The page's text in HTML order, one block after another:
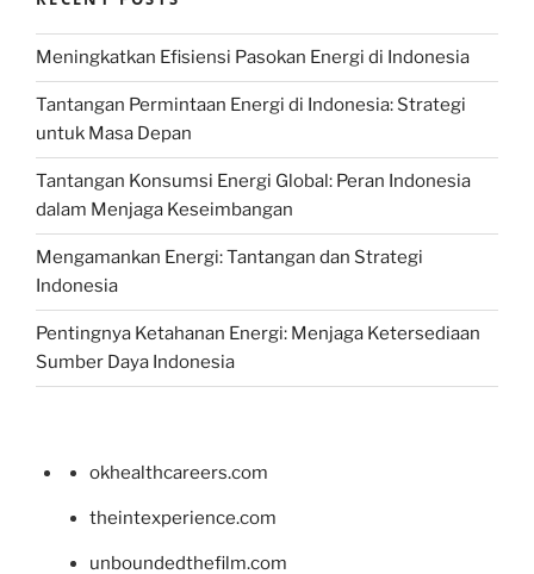
Meningkatkan Efisiensi Pasokan Energi di Indonesia
Tantangan Permintaan Energi di Indonesia: Strategi
untuk Masa Depan
Tantangan Konsumsi Energi Global: Peran Indonesia
dalam Menjaga Keseimbangan
Mengamankan Energi: Tantangan dan Strategi
Indonesia
Pentingnya Ketahanan Energi: Menjaga Ketersediaan
Sumber Daya Indonesia
okhealthcareers.com
theintexperience.com
unboundedthefilm.com